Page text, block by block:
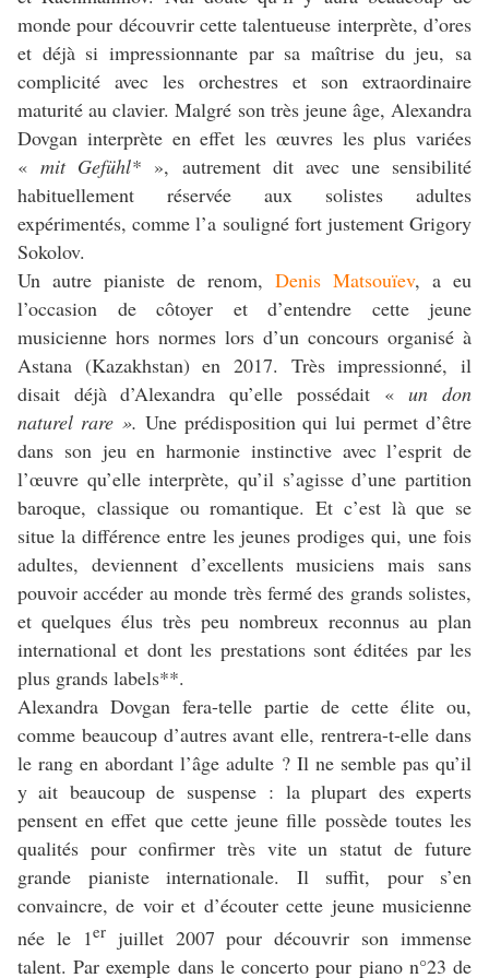
monde pour découvrir cette talentueuse interprète, d’ores
et déjà si impressionnante par sa maîtrise du jeu, sa
complicité avec les orchestres et son extraordinaire
maturité au clavier. Malgré son très jeune âge, Alexandra
Dovgan interprète en effet les œuvres les plus variées
«mit Gefühl* », autrement dit avec une sensibilité
habituellement réservée aux solistes adultes
expérimentés, comme l’a souligné fort justement Grigory
Sokolov.
Un autre pianiste de renom, Denis Matsouïev, a eu
l’occasion de côtoyer et d’entendre cette jeune
musicienne hors normes lors d’un concours organisé à
Astana (Kazakhstan) en 2017. Très impressionné, il
disait déjà d’Alexandra qu’elle possédait «un don
naturel rare ». Une prédisposition qui lui permet d’être
dans son jeu en harmonie instinctive avec l’esprit de
l’œuvre qu’elle interprète, qu’il s’agisse d’une partition
baroque, classique ou romantique. Et c’est là que se
situe la différence entre les jeunes prodiges qui, une fois
adultes, deviennent d’excellents musiciens mais sans
pouvoir accéder au monde très fermé des grands solistes,
et quelques élus très peu nombreux reconnus au plan
international et dont les prestations sont éditées par les
plus grands labels**.
Alexandra Dovgan fera-telle partie de cette élite ou,
comme beaucoup d’autres avant elle, rentrera-t-elle dans
le rang en abordant l’âge adulte ? Il ne semble pas qu’il
y ait beaucoup de suspense : la plupart des experts
pensent en effet que cette jeune fille possède toutes les
qualités pour confirmer très vite un statut de future
grande pianiste internationale. Il suffit, pour s’en
convaincre, de voir et d’écouter cette jeune musicienne
née le 1erjuillet 2007 pour découvrir son immense
talent. Par exemple dans le concerto pour piano n°23 de